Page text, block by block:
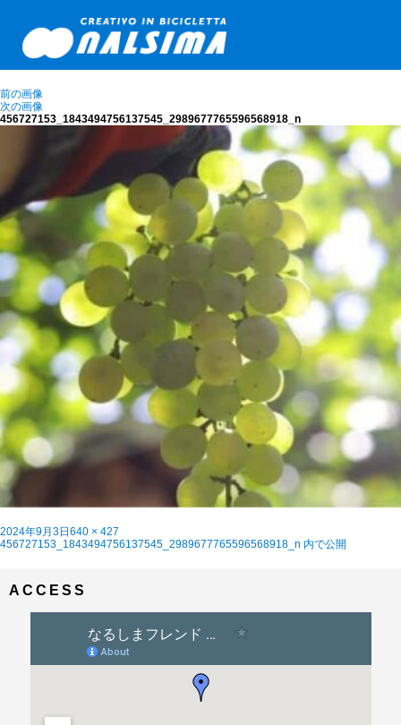
前の画像
次の画像
456727153_1843494756137545_2989677765596568918_n
投
稿
2024年9月3日 フ
ル
640 × 427
投
ゲ
456727153_1843494756137545_2989677765596568918_n 内で公開
ACCESS